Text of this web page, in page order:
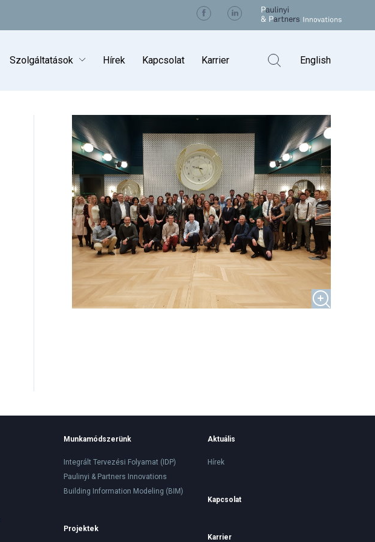
Visit us on Facebook
Visit us on Linkedin
Szolgáltatások Hírek Kapcsolat Karrier Kereső
English
Munkamódszerünk
Integrált Tervezési Folyamat (IDP)
Paulinyi & Partners Innovations
Building Information Modeling (BIM)
Projektek
Aktuális
Hírek
Kapcsolat
Karrier